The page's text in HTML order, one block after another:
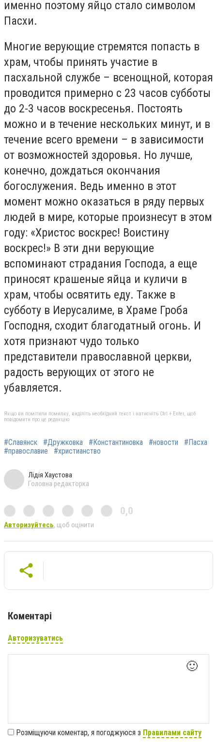
именно поэтому яйцо стало символом
Пасхи.
Многие верующие стремятся попасть в
храм, чтобы принять участие в
пасхальной службе – всенощной, которая
проводится примерно с 23 часов субботы
до 2-3 часов воскресенья. Постоять
можно и в течение нескольких минут, и в
течение всего времени – в зависимости
от возможностей здоровья. Но лучше,
конечно, дождаться окончания
богослужения. Ведь именно в этот
момент можно оказаться в ряду первых
людей в мире, которые произнесут в этом
году: «Христос воскрес! Воистину
воскрес!» В эти дни верующие
вспоминают страдания Господа, а еще
приносят крашеные яйца и куличи в
храм, чтобы освятить еду. Также в
субботу в Иерусалиме, в Храме Гроба
Господня, сходит благодатный огонь. И
хотя признают чудо только
представители православной церкви,
радость верующих от этого не
убавляется.
Якщо ви помітили помилку, виділіть необхідний текст і натисніть Ctrl + Enter, щоб
повідомити про це редакцію
#Славянск #Дружковка #Константиновка #новости
#Пасха
#православие
#христианство
Лідія Хаустова
Головна редакторка
0,0
Авторизуйтесь, щоб оцінити
Коментарі
Авторизуватись
🙂
Розміщуючи коментар, я погоджуюся з Правилами сайту